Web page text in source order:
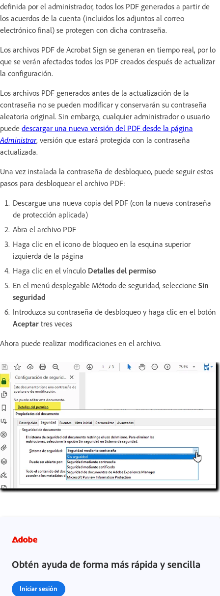
definida por el administrador, todos los PDF generados a partir de
los acuerdos de la cuenta (incluidos los adjuntos al correo
electrónico final) se protegen con dicha contraseña.
Los archivos PDF de Acrobat Sign se generan en tiempo real, por lo
que se verán afectados todos los PDF creados después de actualizar
la configuración.
Los archivos PDF generados antes de la actualización de la
contraseña no se pueden modificar y conservarán su contraseña
aleatoria original. Sin embargo, cualquier administrador o usuario
puede descargar una nueva versión del PDF desde la página
Administrar, versión que estará protegida con la contraseña
actualizada.
Una vez instalada la contraseña de desbloqueo, puede seguir estos
pasos para desbloquear el archivo PDF:
Descargue una nueva copia del PDF (con la nueva contraseña
de protección aplicada)
Abra el archivo PDF
Haga clic en el icono de bloqueo en la esquina superior
izquierda de la página
Haga clic en el vínculo Detalles del permiso
En el menú desplegable Método de seguridad, seleccione Sin
seguridad
Introduzca su contraseña de desbloqueo y haga clic en el botón
Aceptar tres veces
Ahora puede realizar modificaciones en el archivo.
Obtén ayuda de forma más rápida y sencilla
Iniciar sesión